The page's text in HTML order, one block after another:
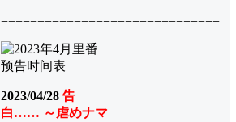
==============================
2023/04/28 告
白…… ～虐めナマ